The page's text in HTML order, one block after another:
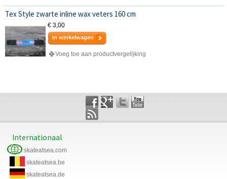
Tex Style zwarte inline wax veters 160 cm
€ 3,00
in winkelwagen
Voeg toe aan productvergelijking
Internationaal
skateatsea.com
skateatsea.be
skateatsea.de